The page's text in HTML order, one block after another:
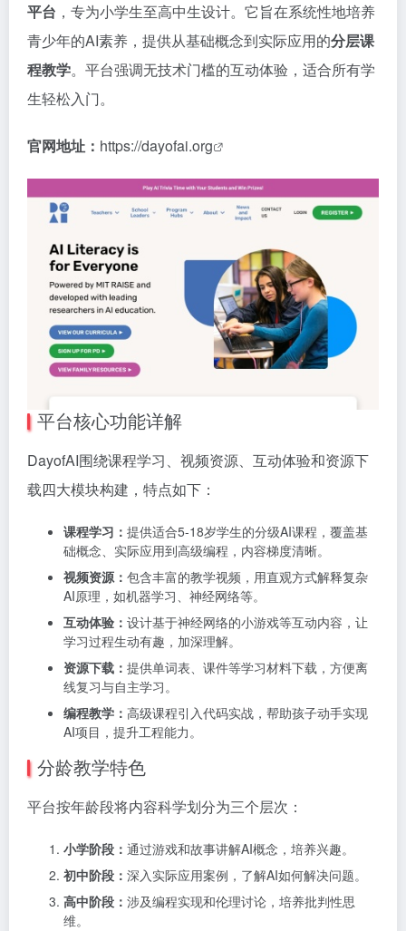
平台 ，专为小学生至高中生设计。它旨在系统性地培养
青少年的AI素养，提供从基础概念到实际应用的分层课
程教学。平台强调无技术门槛的互动体验，适合所有学
生轻松入门。
官网地址： https://dayofai.org
平台核心功能详解
DayofAI围绕课程学习、视频资源、互动体验和资源下
载四大模块构建，特点如下：
课程学习： 提供适合5-18岁学生的分级AI课程，覆盖基
础概念、实际应用到高级编程，内容梯度清晰。
视频资源： 包含丰富的教学视频，用直观方式解释复杂
AI原理，如机器学习、神经网络等。
互动体验： 设计基于神经网络的小游戏等互动内容，让
学习过程生动有趣，加深理解。
资源下载： 提供单词表、课件等学习材料下载，方便离
线复习与自主学习。
编程教学： 高级课程引入代码实战，帮助孩子动手实现
AI项目，提升工程能力。
分龄教学特色
平台按年龄段将内容科学划分为三个层次：
小学阶段： 通过游戏和故事讲解AI概念，培养兴趣。
初中阶段： 深入实际应用案例，了解AI如何解决问题。
高中阶段： 涉及编程实现和伦理讨论，培养批判性思
维。